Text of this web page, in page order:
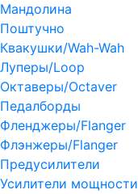
Мандолина
Поштучно
Квакушки/Wah-Wah
Луперы/Loop
Октаверы/Octaver
Педалборды
Фленджеры/Flanger
Флэнжеры/Flanger
Предусилители
Усилители мощности